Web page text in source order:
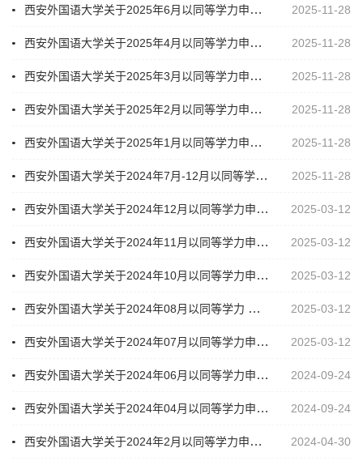
西安外国语大学关于2025年6月以同等学力申请硕士学位学员注册名单的公示 2025-11-28
西安外国语大学关于2025年4月以同等学力申请硕士学位学员注册名单的公示 2025-11-28
西安外国语大学关于2025年3月以同等学力申请硕士学位学员注册名单的公示 2025-11-28
西安外国语大学关于2025年2月以同等学力申请硕士学位学员注册名单的公示 2025-11-28
西安外国语大学关于2025年1月以同等学力申请硕士学位学员注册名单的公示 2025-11-28
西安外国语大学关于2024年7月-12月以同等学力申请硕士学位学员注册名单的公示 2025-11-28
西安外国语大学关于2024年12月以同等学力申请硕士学位学员注册名单的公示 2025-03-12
西安外国语大学关于2024年11月以同等学力申请硕士学位学员注册名单的公示 2025-03-12
西安外国语大学关于2024年10月以同等学力申请硕士学位学员注册名单的公示 2025-03-12
西安外国语大学关于2024年08月以同等学力 申请硕士学位学员注册名单的公示 2025-03-12
西安外国语大学关于2024年07月以同等学力申请硕士学位学员注册名单的公示 2025-03-12
西安外国语大学关于2024年06月以同等学力申请硕士学位学员注册名单的公示 2024-09-24
西安外国语大学关于2024年04月以同等学力申请硕士学位学员注册名单的公示 2024-09-24
西安外国语大学关于2024年2月以同等学力申请硕士学位学员注册名单的公示 2024-04-30